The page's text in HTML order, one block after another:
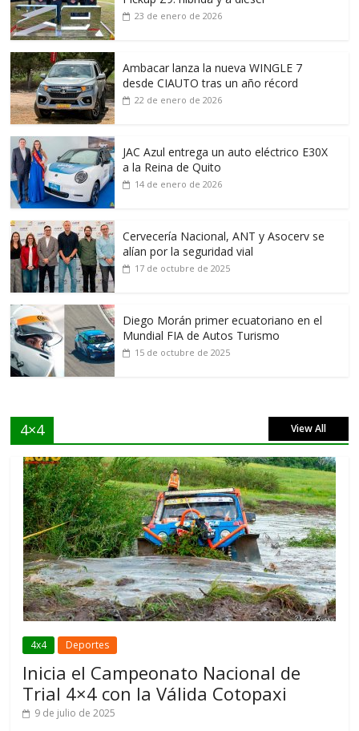
23 de enero de 2026
Ambacar lanza la nueva WINGLE 7
desde CIAUTO tras un año récord
22 de enero de 2026
JAC Azul entrega un auto eléctrico E30X
a la Reina de Quito
14 de enero de 2026
Cervecería Nacional, ANT y Asocerv se
alían por la seguridad vial
17 de octubre de 2025
Diego Morán primer ecuatoriano en el
Mundial FIA de Autos Turismo
15 de octubre de 2025
4×4 View All
4x4 Deportes
Inicia el Campeonato Nacional de
Trial 4×4 con la Válida Cotopaxi
9 de julio de 2025